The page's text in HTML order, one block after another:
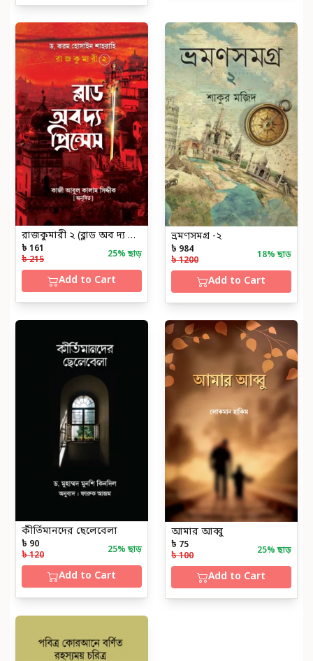
রাজকুমারী ২ (ব্লাড অব দ্য প্রিন্সেস)
৳ 161
৳ 215
25% ছাড়
Add to Cart
ভ্রমণসমগ্র -২
৳ 984
৳ 1200
18% ছাড়
Add to Cart
কীর্তিমানদের ছেলেবেলা
৳ 90
৳ 120
25% ছাড়
Add to Cart
আমার আব্বু
৳ 75
৳ 100
25% ছাড়
Add to Cart